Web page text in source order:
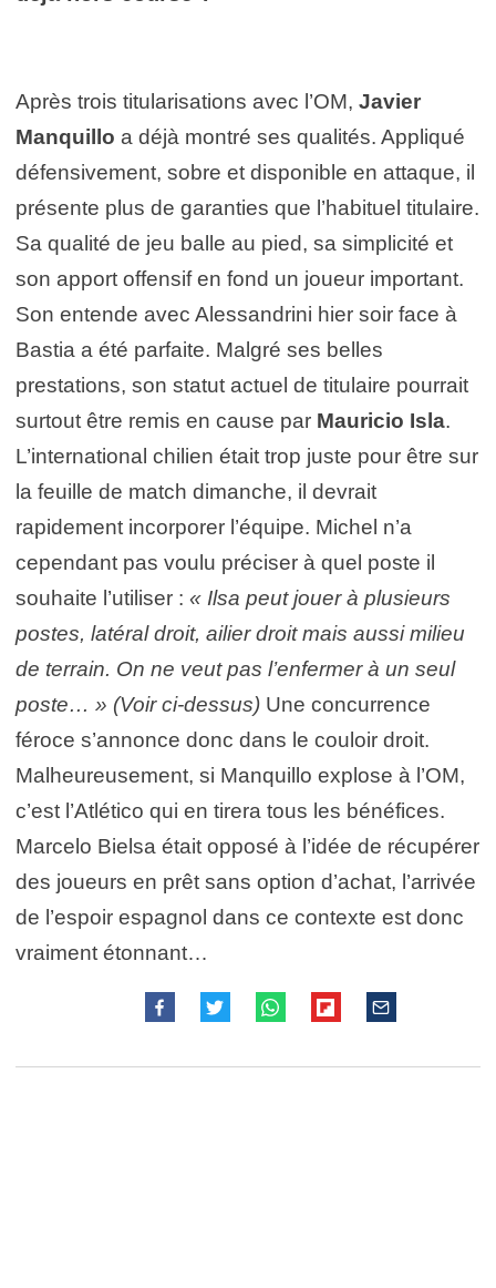
Après trois titularisations avec l’OM, Javier
Manquillo a déjà montré ses qualités. Appliqué
défensivement, sobre et disponible en attaque, il
présente plus de garanties que l’habituel titulaire.
Sa qualité de jeu balle au pied, sa simplicité et
son apport offensif en fond un joueur important.
Son entende avec Alessandrini hier soir face à
Bastia a été parfaite. Malgré ses belles
prestations, son statut actuel de titulaire pourrait
surtout être remis en cause par Mauricio Isla.
L’international chilien était trop juste pour être sur
la feuille de match dimanche, il devrait
rapidement incorporer l’équipe. Michel n’a
cependant pas voulu préciser à quel poste il
souhaite l’utiliser : « Ilsa peut jouer à plusieurs
postes, latéral droit, ailier droit mais aussi milieu
de terrain. On ne veut pas l’enfermer à un seul
poste… » (Voir ci-dessus) Une concurrence
féroce s’annonce donc dans le couloir droit.
Malheureusement, si Manquillo explose à l’OM,
c’est l’Atlético qui en tirera tous les bénéfices.
Marcelo Bielsa était opposé à l’idée de récupérer
des joueurs en prêt sans option d’achat, l’arrivée
de l’espoir espagnol dans ce contexte est donc
vraiment étonnant…